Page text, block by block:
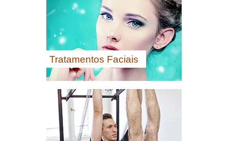
Tratamentos Faciais